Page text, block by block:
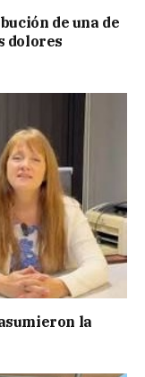
de una de
dolores
la